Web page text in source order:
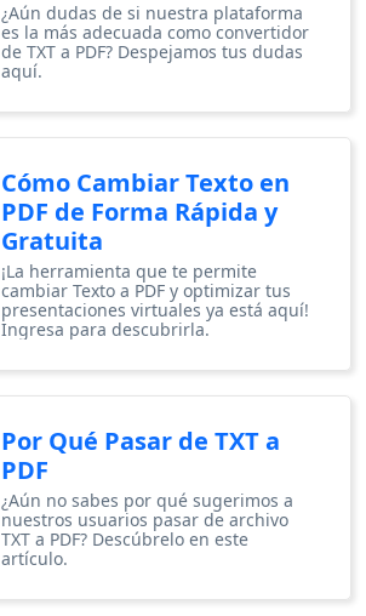
¿Aún dudas de si nuestra plataforma
es la más adecuada como convertidor
de TXT a PDF? Despejamos tus dudas
aquí.
Cómo Cambiar Texto en
PDF de Forma Rápida y
Gratuita
¡La herramienta que te permite
cambiar Texto a PDF y optimizar tus
presentaciones virtuales ya está aquí!
Ingresa para descubrirla.
Por Qué Pasar de TXT a
PDF
¿Aún no sabes por qué sugerimos a
nuestros usuarios pasar de archivo
TXT a PDF? Descúbrelo en este
artículo.